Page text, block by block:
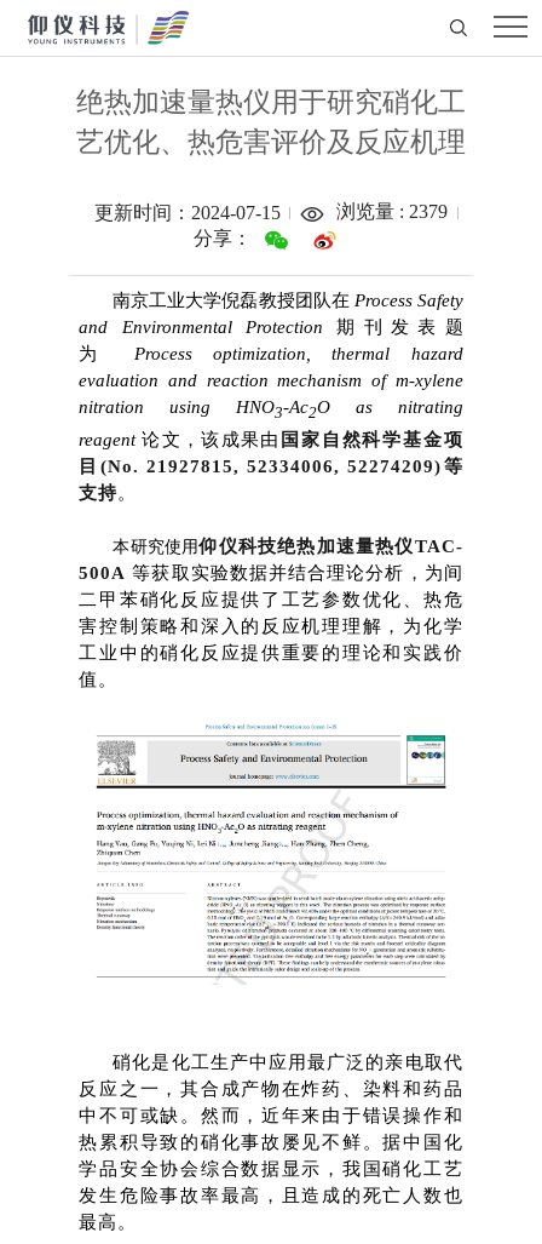
打开搜索
绝热加速量热仪用于研究硝化工
艺优化、热危害评价及反应机理
更新时间：2024-07-15 浏览量 : 2379
分享：
南京工业大学倪磊教授团队在 Process Safety
and Environmental Protection 期刊发表题
为 Process optimization, thermal hazard
evaluation and reaction mechanism of m-xylene
nitration using HNO3-Ac2O as nitrating
reagent论文，该成果由 国家自然科学基金项
目(No. 21927815, 52334006, 52274209)等
支持。
本研究使用仰仪科技绝热加速量热仪TAC-
500A 等获取实验数据并结合理论分析，为间
二甲苯硝化反应提供了工艺参数优化 、热危
害控制策略和深入的反应机理理解，为化学
工业中的硝化反应提供重要的理论和实践价
值。
硝化是化工生产中应用最广泛的亲电取代
反应之一，其合成产物在炸药、染料和药品
中不可或缺 。然而，近年来由于错误操作和
热累积导致的硝化事故屡见不鲜。据中国化
学品安全协会综合数据显示，我国硝化工艺
发生危险事故率最高，且造成的死亡人数也
最高。